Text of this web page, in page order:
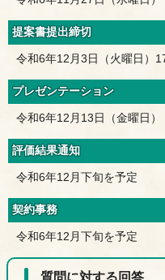
提案書提出締切
令和6年12月3日（火曜日）
プレゼンテーション
令和6年12月13日（金曜日）
評価結果通知
令和6年12月下旬を予定
契約事務
令和6年12月下旬を予定
質問に対する回答